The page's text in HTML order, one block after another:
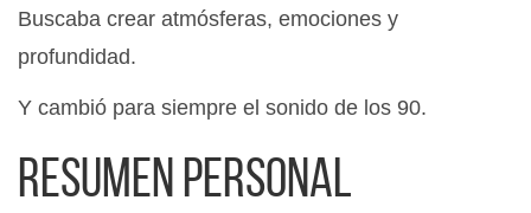
Buscaba crear atmósferas, emociones y
profundidad.
Y cambió para siempre el sonido de los 90.
Resumen personal